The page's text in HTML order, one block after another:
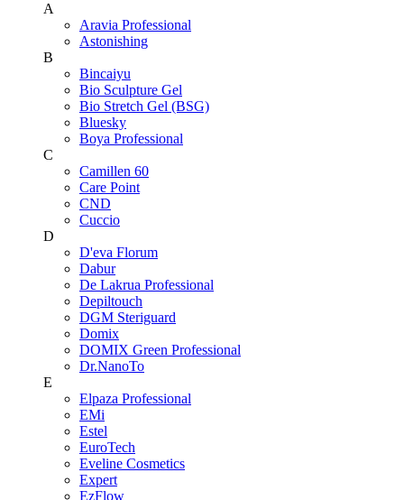
A
Aravia Professional
Astonishing
B
Bincaiyu
Bio Sculpture Gel
Bio Stretch Gel (BSG)
Bluesky
Boya Professional
C
Camillen 60
Care Point
CND
Cuccio
D
D'eva Florum
Dabur
De Lakrua Professional
Depiltouch
DGM Steriguard
Domix
DOMIX Green Professional
Dr.NanoTo
E
Elpaza Professional
EMi
Estel
EuroTech
Eveline Cosmetics
Expert
EzFlow